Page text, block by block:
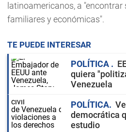
latinoamericanos, a "encontrar
familiares y económicas".
TE PUEDE INTERESAR
POLÍTICA
quiera
Venezuela
POLÍTICA
democrática
estudio